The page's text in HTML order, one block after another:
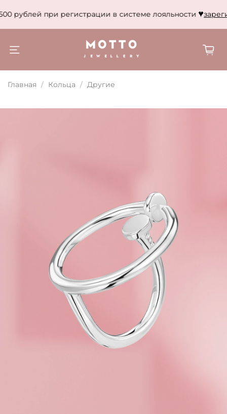
рублей при регистрации в системе лояльности
Главная Кольца Другие